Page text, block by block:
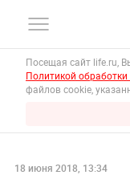
Посещая сайт life.ru,
Политикой
файлов cookie,
18 июня 2018, 13:34